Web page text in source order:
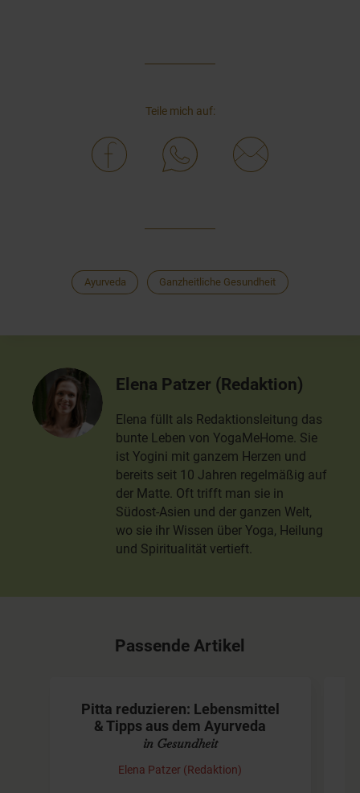
Teile mich auf:
Ayurveda Ganzheitliche Gesundheit
Elena Patzer (Redaktion)
Elena füllt als Redaktionsleitung das
bunte Leben von YogaMeHome. Sie
ist Yogini mit ganzem Herzen und
bereits seit 10 Jahren regelmäßig auf
der Matte. Oft trifft man sie in
Südost-Asien und der ganzen Welt,
wo sie ihr Wissen über Yoga, Heilung
und Spiritualität vertieft.
Passende Artikel
Pitta reduzieren: Lebensmittel
& Tipps aus dem Ayurveda
in Gesundheit
Elena Patzer (Redaktion)